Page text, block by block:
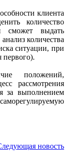
клиента
количество
сможет выдать
количества
ситуации, при
первого).
положений,
рассмотрения
за выполнением
новость